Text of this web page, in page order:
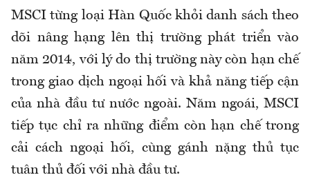
MSCI từng loại Hàn Quốc khỏi danh sách theo
dõi nâng hạng lên thị trường phát triển vào
năm 2014, với lý do thị trường này còn hạn chế
trong giao dịch ngoại hối và khả năng tiếp cận
của nhà đầu tư nước ngoài. Năm ngoái, MSCI
tiếp tục chỉ ra những điểm còn hạn chế trong
cải cách ngoại hối, cùng gánh nặng thủ tục
tuân thủ đối với nhà đầu tư.